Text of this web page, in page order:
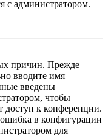
с администратором.
причин. Прежде
вводите имя
введены
чтобы
доступ к конференции.
в конфигурации
для